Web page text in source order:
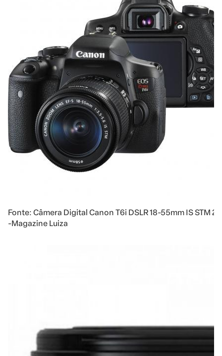
Fonte: Câmera Digital Canon T6i DSLR 18-55mm IS STM
-Magazine Luiza